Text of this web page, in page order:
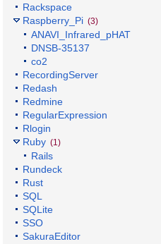
Rackspace
Raspberry_Pi (3)
ANAVI_Infrared_pHAT
DNSB-35137
co2
RecordingServer
Redash
Redmine
RegularExpression
Rlogin
Ruby (1)
Rails
Rundeck
Rust
SQL
SQLite
SSO
SakuraEditor